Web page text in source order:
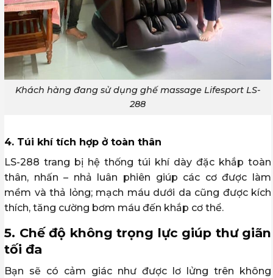
Khách hàng đang sử dụng ghế massage Lifesport LS-
288
4. Túi khí tích hợp ở toàn thân
LS-288 trang bị hệ thống túi khí dày đặc khắp toàn
thân, nhấn – nhả luân phiên giúp các cơ được làm
mềm và thả lỏng; mạch máu dưới da cũng được kích
thích, tăng cường bơm máu đến khắp cơ thể.
5. Chế độ không trọng lực giúp thư giãn
tối đa
Bạn sẽ có cảm giác như được lơ lửng trên không